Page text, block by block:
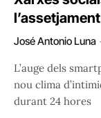
José Antonio Luna
L’auge dels
nou clima
durant 24 hores